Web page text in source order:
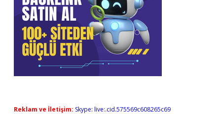
Reklam ve İletişim: Skype: live:.cid.575569c608265c69